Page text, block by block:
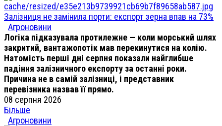
Залізниця не замінила порти: експорт зерна впав на 73%
Агроновини
Логіка підказувала протилежне — коли морський шлях
закритий, вантажопотік мав перекинутися на колію.
Натомість перші дні серпня показали найглибше
падіння залізничного експорту за останні роки.
Причина не в самій залізниці, і представник
перевізника назвав її прямо.
08 серпня 2026
Більше
Агроновини